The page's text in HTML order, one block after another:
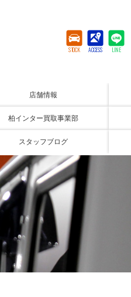
STOCK ACCESS LINE
店舗情報
柏インター買取事業部
スタッフブログ